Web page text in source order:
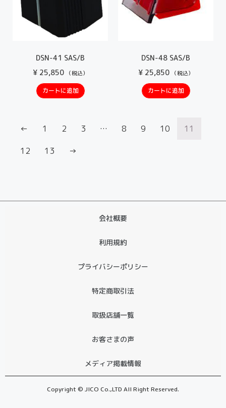
DSN-41 SAS/B
¥25,850 （税込）
カートに追加
DSN-48 SAS/B
¥25,850 （税込）
カートに追加
← 1 2 3 … 8 9 10
11
12
13 →
会社概要
利用規約
プライバシーポリシー
特定商取引法
取扱店舗一覧
お客さまの声
メディア掲載情報
Copyright © JICO Co.,LTD All Right Reserved.